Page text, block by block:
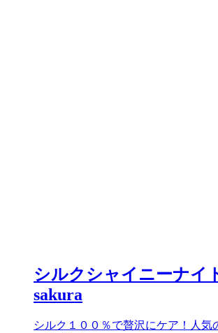
シルクシャイニーナイ
sakura
シルク１００％で贅沢にケア！人気